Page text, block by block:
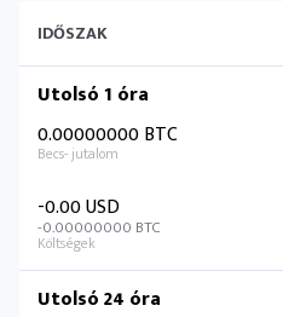
IDŐSZAK
Utolsó 1 óra
0.00000000 BTC
-0.00 USD
-0.00000000 BTC
Utolsó 24 óra